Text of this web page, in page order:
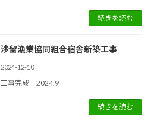
続きを読む
沙留漁業協同組合宿舎新築工事
2024-12-10
工事完成 2024.9
続きを読む